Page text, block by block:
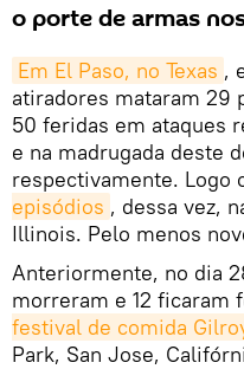
o porte de armas
Em El Paso, no Texas ,
atiradores mataram 29
50 feridas em ataques
e na madrugada deste
respectivamente. Logo
episódios , dessa vez,
Illinois. Pelo menos
Anteriormente, no dia
morreram e 12 ficaram
festival de comida
Park, San Jose,